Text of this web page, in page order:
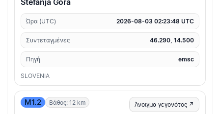
Štefanja Gora
Ώρα (UTC) 2026-08-03 02:23:48 UTC
Συντεταγμένες 46.290, 14.500
Πηγή emsc
SLOVENIA
M1.2 Βάθος: 12 km Άνοιγμα γεγονότος ↗